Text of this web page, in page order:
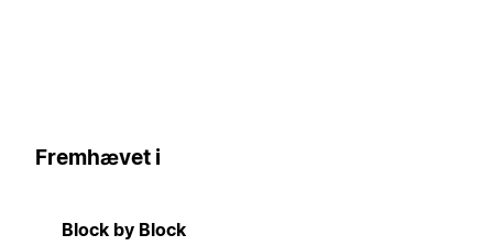
Fremhævet i
Block by Block